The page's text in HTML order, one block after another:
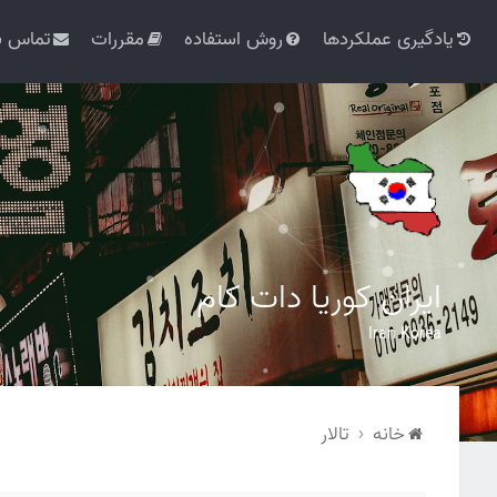
یادگیری عملکردها روش استفاده مقررات تماس
ایران کوریا دات کام
Iran Korea
خانه تالار